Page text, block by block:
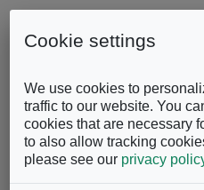
Skip to content
FacebookInstagramYouTube
Cookie settings
We use cookies to
traffic to our website. You
cookies that are necessary
to also allow tracking
please see our privacy